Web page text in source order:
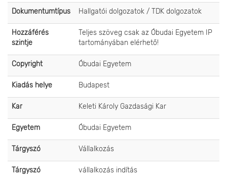
Dokumentumtípus Hallgatói dolgozatok / TDK dolgozatok
Hozzáférés
szintje
Teljes szöveg csak az Óbudai Egyetem IP
tartományában elérhető!
Copyright Óbudai Egyetem
Kiadás helye Budapest
Kar Keleti Károly Gazdasági Kar
Egyetem Óbudai Egyetem
Tárgyszó Vállalkozás
Tárgyszó vállalkozás indítás